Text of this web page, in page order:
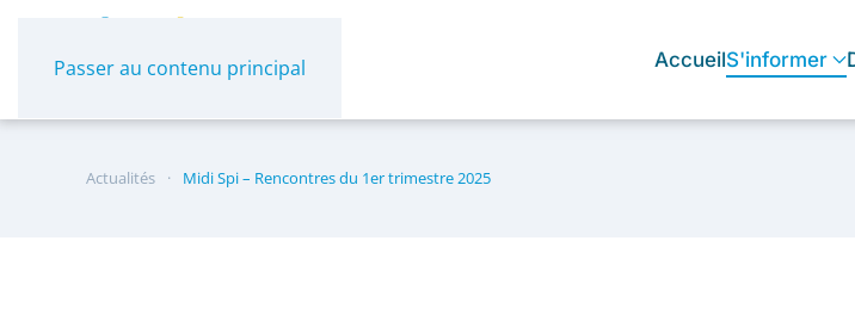
Passer au contenu principal AccueilS'informer
Actualités Midi Spi – Rencontres du 1er trimestre 2025
Panneau de gestion des cookies